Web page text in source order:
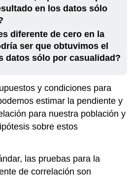
en los datos sólo
diferente de cero en la
ser que obtuvimos el
datos sólo por casualidad?
y condiciones para
estimar la pendiente y
para nuestra población y
sobre estos
las pruebas para la
de correlación son